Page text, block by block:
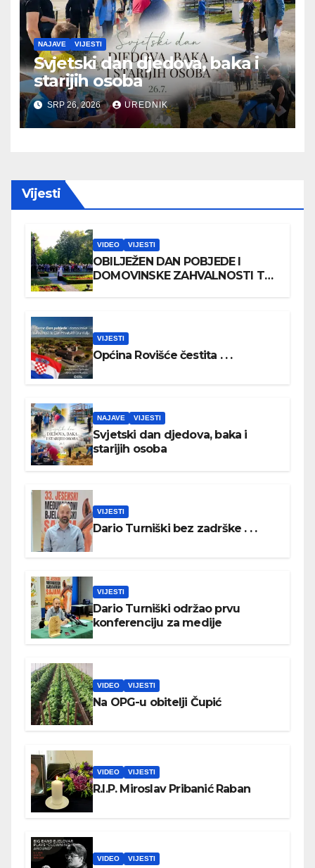
NAJAVE VIJESTI
Svjetski dan djedova, baka i
starijih osoba
SRP 26, 2026 UREDNIK
Vijesti
VIDEO VIJESTI
OBILJEŽEN DAN POBJEDE I
DOMOVINSKE ZAHVALNOSTI TE
VIJESTI
Općina Rovišće čestita . . .
NAJAVE VIJESTI
Svjetski dan djedova, baka i
starijih osoba
VIJESTI
Dario Turniški bez zadrške . . .
VIJESTI
Dario Turniški održao prvu
konferenciju za medije
VIDEO VIJESTI
Na OPG-u obitelji Čupić
VIDEO VIJESTI
R.I.P. Miroslav Pribanić Raban
VIDEO VIJESTI